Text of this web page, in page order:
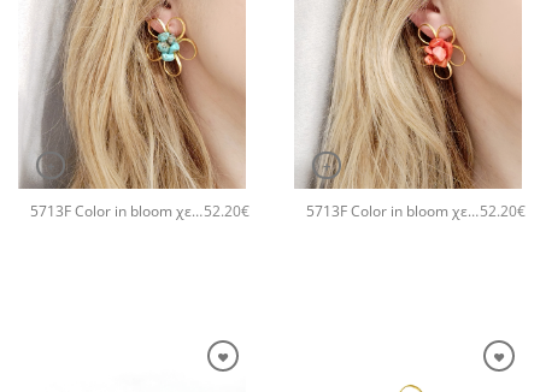
+
5713F Color in bloom χειροποίητα σκουλαρίκια Catherine bijoux Τυρκουάζ52.20€
+
5713F Color in bloom χειροποίητα σκουλαρίκια Catherine bijoux Πορτοκαλί52.20€